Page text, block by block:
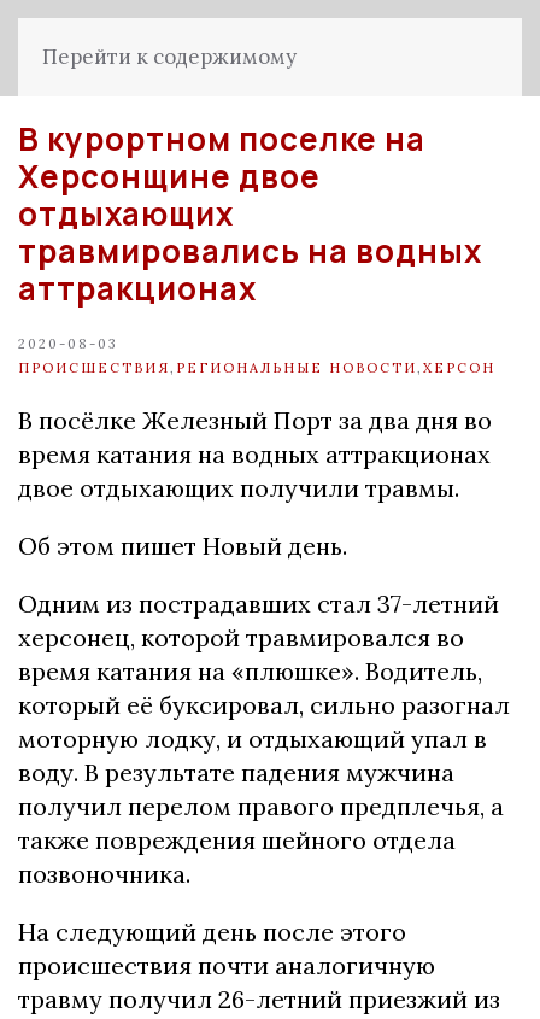
Перейти к содержимому
В курортном поселке на
Херсонщине двое
отдыхающих
травмировались на водных
аттракционах
2020-08-03
ПРОИСШЕСТВИЯ РЕГИОНАЛЬНЫЕ НОВОСТИ ХЕРСОН
В посёлке Железный Порт за два дня во
время катания на водных аттракционах
двое отдыхающих получили травмы.
Об этом пишет Новый день.
Одним из пострадавших стал 37-летний
херсонец, которой травмировался во
время катания на «плюшке». Водитель,
который её буксировал, сильно разогнал
моторную лодку, и отдыхающий упал в
воду. В результате падения мужчина
получил перелом правого предплечья, а
также повреждения шейного отдела
позвоночника.
На следующий день после этого
происшествия почти аналогичную
травму получил 26-летний приезжий из